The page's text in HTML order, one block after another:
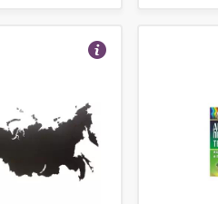
стойких типов
яхт или
суден., 0.5 л.,
Симфония